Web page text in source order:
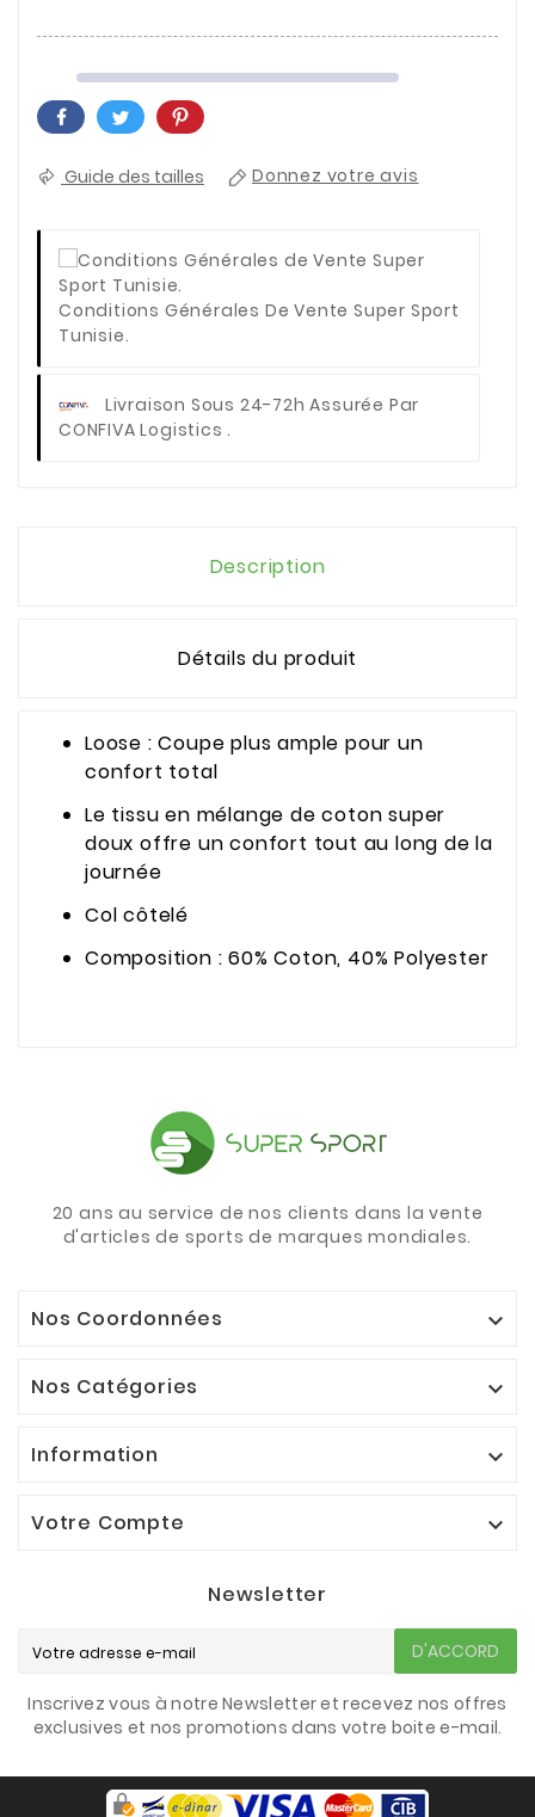
Guide des tailles Donnez votre avis
Conditions Générales De Vente Super Sport
Tunisie.
Livraison Sous 24-72h Assurée Par
CONFIVA Logistics .
Description
Détails du produit
Loose : Coupe plus ample pour un
confort total
Le tissu en mélange de coton super
doux offre un confort tout au long de la
journée
Col côtelé
Composition : 60% Coton, 40% Polyester
20 ans au service de nos clients dans la vente
d'articles de sports de marques mondiales.
Nos Coordonnées 
Nos Catégories 
Information 
Votre Compte 
Newsletter
D'ACCORD
Inscrivez vous à notre Newsletter et recevez nos offres
exclusives et nos promotions dans votre boite e-mail.